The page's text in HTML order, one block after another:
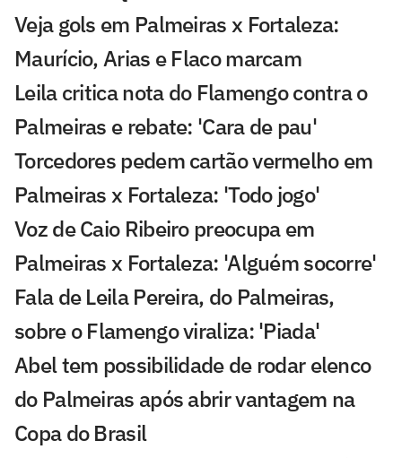
Veja gols em Palmeiras x Fortaleza:
Maurício, Arias e Flaco marcam
Leila critica nota do Flamengo contra o
Palmeiras e rebate: 'Cara de pau'
Torcedores pedem cartão vermelho em
Palmeiras x Fortaleza: 'Todo jogo'
Voz de Caio Ribeiro preocupa em
Palmeiras x Fortaleza: 'Alguém socorre'
Fala de Leila Pereira, do Palmeiras,
sobre o Flamengo viraliza: 'Piada'
Abel tem possibilidade de rodar elenco
do Palmeiras após abrir vantagem na
Copa do Brasil